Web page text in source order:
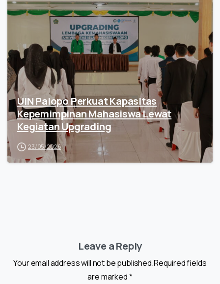
UIN Palopo Perkuat Kapasitas
Kepemimpinan Mahasiswa Lewat
Kegiatan Upgrading
23/05/2026
Leave a Reply
Your email address will not be published.Required fields
are marked *